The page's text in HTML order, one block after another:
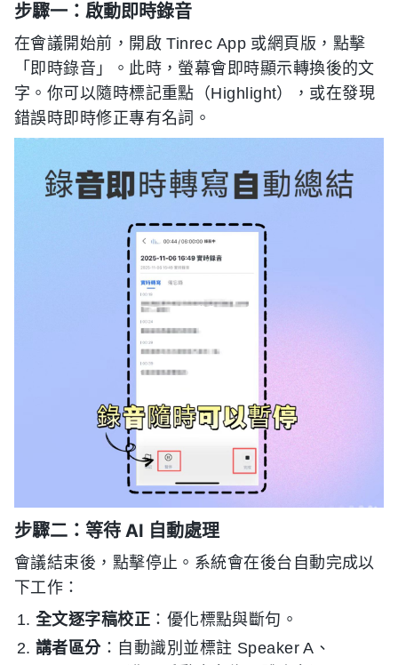
步驟一：啟動即時錄音
在會議開始前，開啟 Tinrec App 或網頁版，點擊
「即時錄音」。此時，螢幕會即時顯示轉換後的文
字。你可以隨時標記重點（Highlight），或在發現
錯誤時即時修正專有名詞。
步驟二：等待 AI 自動處理
會議結束後，點擊停止。系統會在後台自動完成以
下工作：
全文逐字稿校正 ：優化標點與斷句。
講者區分：自動識別並標註 Speaker A、